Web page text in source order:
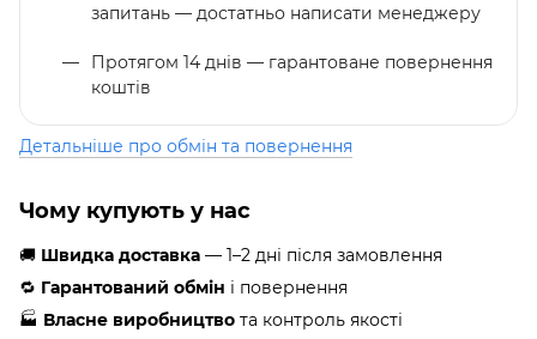
запитань — достатньо написати менеджеру
Протягом 14 днів — гарантоване повернення
коштів
Детальніше про обмін та повернення
Чому купують у нас
🚚 Швидка доставка — 1–2 дні після замовлення
🔁 Гарантований обмін і повернення
🏭 Власне виробництво та контроль якості